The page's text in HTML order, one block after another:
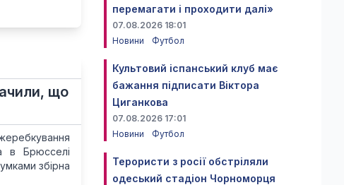
що
в Брюсселі
збірна
перемагати і проходити далі»
07.08.2026 18:01
Новини
Футбол
Культовий іспанський клуб має
бажання підписати Віктора
Циганкова
07.08.2026 17:01
Новини
Футбол
Терористи з росії обстріляли
одеський стадіон Чорноморця